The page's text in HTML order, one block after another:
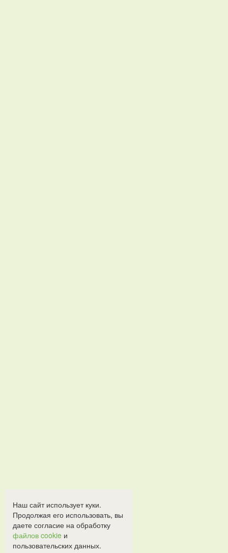
Наш сайт использует куки.
Продолжая его использовать, вы
даете согласие на обработку
файлов cookie и
пользовательских данных.